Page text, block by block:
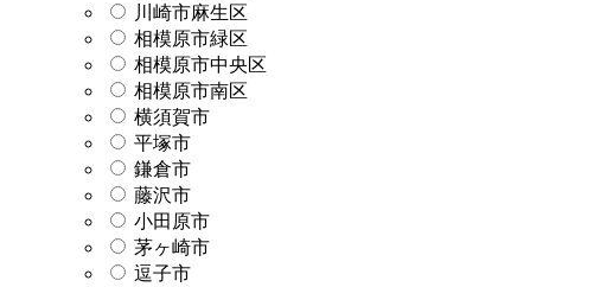
川崎市麻生区
相模原市緑区
相模原市中央区
相模原市南区
横須賀市
平塚市
鎌倉市
藤沢市
小田原市
茅ヶ崎市
逗子市